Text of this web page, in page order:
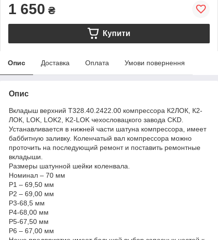
1 650 ₴
Купити
Опис Доставка Оплата Умови повернення
Опис
Вкладыш верхний Т328.40.2422.00 компрессора К2ЛОК, К2-
ЛОК, LOK, LOK2, K2-LOK чехословацкого завода CKD.
Устанавливается в нижней части шатуна компрессора, имеет
баббитную заливку. Коленчатый вал компрессора можно
проточить на последующий ремонт и поставить ремонтные
вкладыши.
Размеры шатунной шейки коленвала.
Номинал – 70 мм
Р1 – 69,50 мм
Р2 – 69,00 мм
Р3-68,5 мм
Р4-68,00 мм
Р5-67,50 мм
Р6 – 67,00 мм